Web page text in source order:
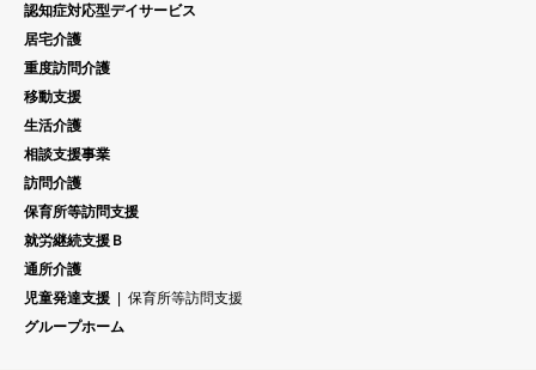
認知症対応型デイサービス
居宅介護
重度訪問介護
移動支援
生活介護
相談支援事業
訪問介護
保育所等訪問支援
就労継続支援Ｂ
通所介護
児童発達支援
保育所等訪問支援
グループホーム